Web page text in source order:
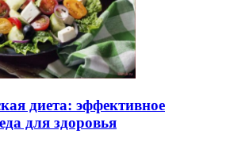
диета: эффективное
для здоровья